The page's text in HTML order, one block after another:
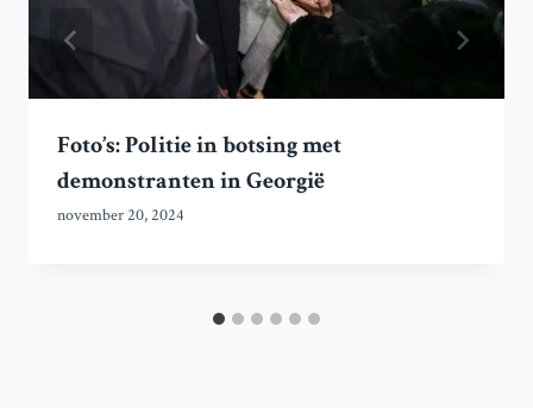
Foto’s: Politie in botsing met
demonstranten in Georgië
november 20, 2024